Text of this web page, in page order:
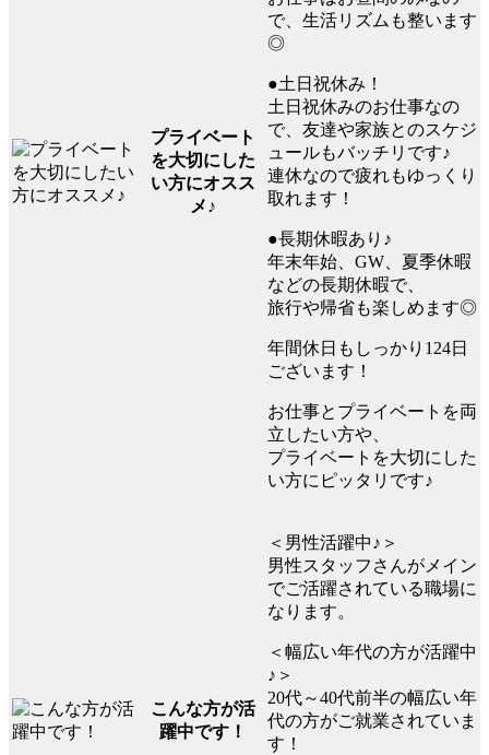
プライベート
を大切にした
い方にオスス
メ♪
で、生活リズムも整います
◎
●土日祝休み！
土日祝休みのお仕事なの
で、友達や家族とのスケジ
ュールもバッチリです♪
連休なので疲れもゆっくり
取れます！
●長期休暇あり♪
年末年始、GW、夏季休暇
などの長期休暇で、
旅行や帰省も楽しめます◎
年間休日もしっかり124日
ございます！
お仕事とプライベートを両
立したい方や、
プライベートを大切にした
い方にピッタリです♪
こんな方が活
躍中です！
＜男性活躍中♪＞
男性スタッフさんがメイン
でご活躍されている職場に
なります。
＜幅広い年代の方が活躍中
♪＞
20代～40代前半の幅広い年
代の方がご就業されていま
す！